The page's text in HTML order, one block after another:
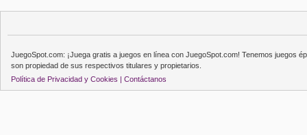
JuegoSpot.com: ¡Juega gratis a juegos en línea con JuegoSpot.com! Tenemos juegos
son propiedad de sus respectivos titulares y propietarios.
Política de Privacidad y Cookies | Contáctanos